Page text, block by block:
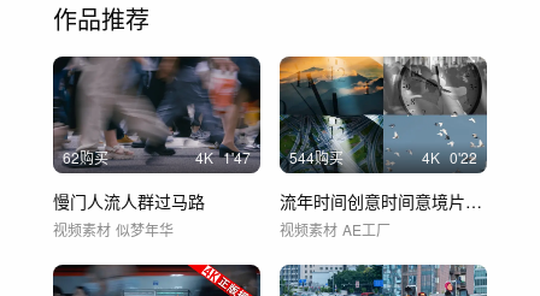
作品推荐
62购买 4K 1'47
慢门人流人群过马路
视频素材 似梦年华
544购买 4K 0'22
流年时间创意时间意境片头抽象意识流
视频素材 AE工厂